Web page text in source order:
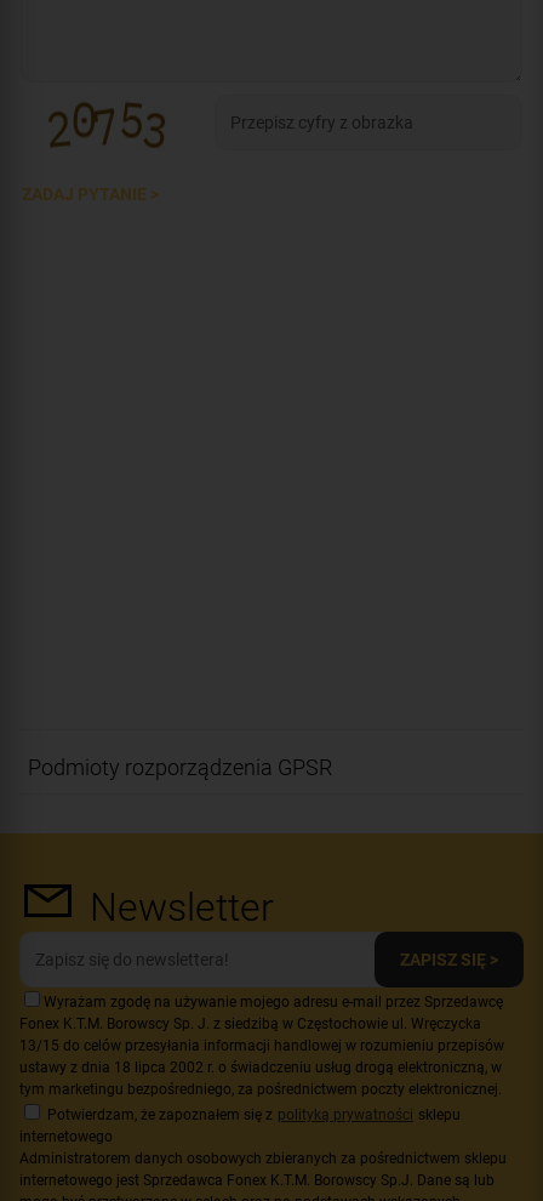
ZADAJ PYTANIE >
Podmioty rozporządzenia GPSR
Newsletter
ZAPISZ SIĘ >
Wyrażam zgodę na używanie mojego adresu e-mail przez Sprzedawcę
Fonex K.T.M. Borowscy Sp. J. z siedzibą w Częstochowie ul. Wręczycka
13/15 do celów przesyłania informacji handlowej w rozumieniu przepisów
ustawy z dnia 18 lipca 2002 r. o świadczeniu usług drogą elektroniczną, w
tym marketingu bezpośredniego, za pośrednictwem poczty elektronicznej.
Potwierdzam, że zapoznałem się z polityką prywatności sklepu
internetowego
Administratorem danych osobowych zbieranych za pośrednictwem sklepu
internetowego jest Sprzedawca Fonex K.T.M. Borowscy Sp.J. Dane są lub